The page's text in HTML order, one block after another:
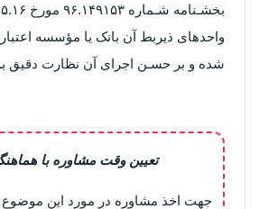
واحدهای ذیربط آن بانک‏‏‏‏‏ یا مؤسسه
شده و بر حسـن اجرای آن نظارت دقیق
تعیین وقت مشاوره با
جهت اخذ مشاوره در مورد این موضوع